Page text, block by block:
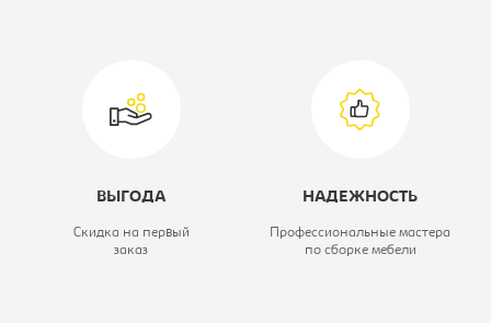
ВЫГОДА
Скидка на первый
заказ
НАДЕЖНОСТЬ
Профессиональные мастера
по сборке мебели